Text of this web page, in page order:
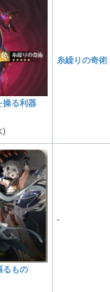
操る利器
)
糸繰りの奇術
るもの
-